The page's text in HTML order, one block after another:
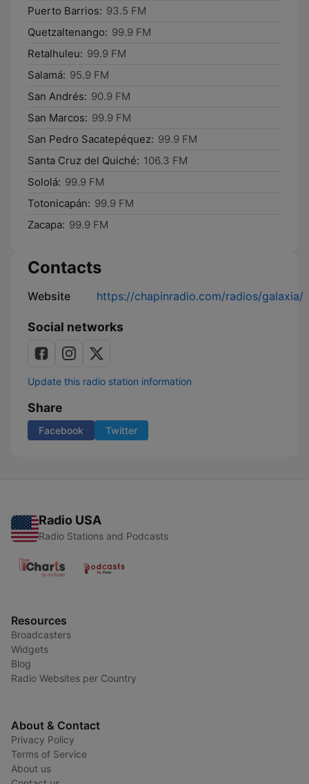
Puerto Barrios: 93.5 FM
Quetzaltenango: 99.9 FM
Retalhuleu: 99.9 FM
Salamá: 95.9 FM
San Andrés: 90.9 FM
San Marcos: 99.9 FM
San Pedro Sacatepéquez: 99.9 FM
Santa Cruz del Quiché: 106.3 FM
Sololá: 99.9 FM
Totonicapán: 99.9 FM
Zacapa: 99.9 FM
Contacts
Website https://chapinradio.com/radios/galaxia/
Social networks
Update this radio station information
Share
Facebook Twitter
Radio USA
Radio Stations and Podcasts
Resources
Broadcasters
Widgets
Blog
Radio Websites per Country
About & Contact
Privacy Policy
Terms of Service
About us